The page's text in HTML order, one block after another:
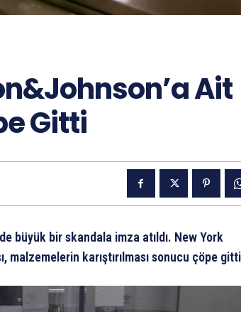
Ait
Gitti
büyük bir skandala imza atıldı. New York
malzemelerin karıştırılması sonucu çöpe